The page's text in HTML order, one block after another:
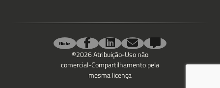
©2026 Atribuição-Uso não
comercial-Compartilhamento pela
mesma licença